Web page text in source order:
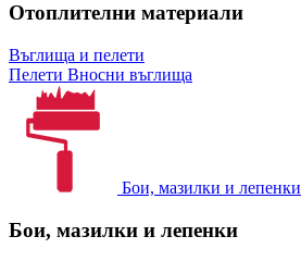
Отоплителни материали
Въглища и пелети
Пелети Вносни въглища
Бои, мазилки и лепенки
Бои, мазилки и лепенки